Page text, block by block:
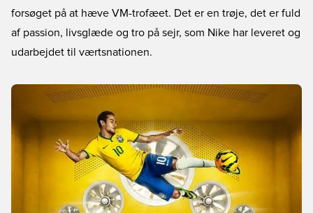
forsøget på at hæve VM-trofæet. Det er en trøje, det er fuld
af passion, livsglæde og tro på sejr, som Nike har leveret og
udarbejdet til værtsnationen.